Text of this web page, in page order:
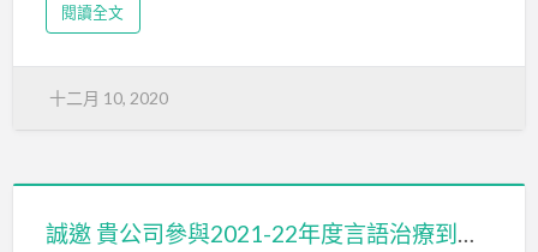
閱讀全文
十二月 10, 2020
誠邀 貴公司參與2021-22年度言語治療到校支援服務報價